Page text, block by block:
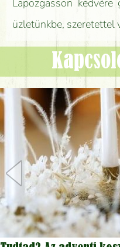
Lapozgasson
üzletünkbe, szeretettel